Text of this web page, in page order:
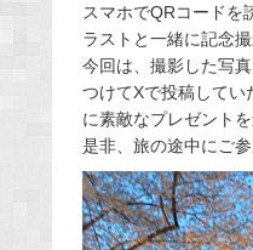
スマホでQRコードを
ラストと一緒に記念
今回は、撮影した写
つけてXで投稿してい
に素敵なプレゼント
是非、旅の途中にご